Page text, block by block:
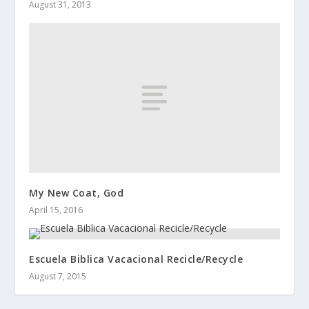
August 31, 2013
My New Coat, God
April 15, 2016
Escuela Biblica Vacacional Recicle/Recycle
August 7, 2015